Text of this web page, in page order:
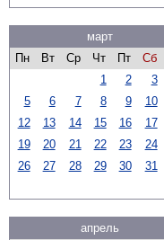
март
Пн
Вт Ср Чт Пт Сб
1
2 3
5
6 7 8 9 10
12
13 14 15 16 17
19
20 21 22 23 24
26
27 28 29 30 31
апрель